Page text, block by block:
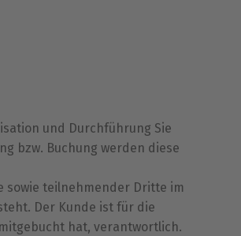
und Durchführung Sie
bzw. Buchung werden diese
sowie teilnehmender Dritte im
Der Kunde ist für die
hat, verantwortlich.